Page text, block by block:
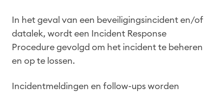
In het geval van een beveiligingsincident en/of
datalek, wordt een Incident Response
Procedure gevolgd om het incident te beheren
en op te lossen.
Incidentmeldingen en follow-ups worden